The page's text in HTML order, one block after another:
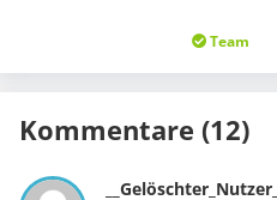
Team
Kommentare (12)
__Gelöschter_Nutzer__